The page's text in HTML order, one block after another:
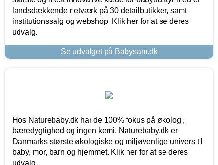
landsdækkende netværk på 30 detailbutikker, samt
institutionssalg og webshop. Klik her for at se deres
udvalg.
Se udvalget på Babysam.dk
Hos Naturebaby.dk har de 100% fokus på økologi,
bæredygtighed og ingen kemi. Naturebaby.dk er
Danmarks største økologiske og miljøvenlige univers til
baby, mor, barn og hjemmet. Klik her for at se deres
udvalg.